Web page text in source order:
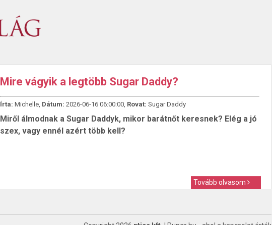
Mire vágyik a legtöbb Sugar Daddy?
Írta: Michelle, Dátum: 2026-06-16 06:00:00, Rovat: Sugar Daddy
Miről álmodnak a Sugar Daddyk, mikor barátnőt keresnek? Elég a jó
szex, vagy ennél azért több kell?
Tovább olvasom